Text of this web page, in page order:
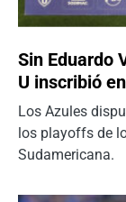
Sin Eduardo
U inscribió
Los Azules
los playoffs de
Sudamericana.